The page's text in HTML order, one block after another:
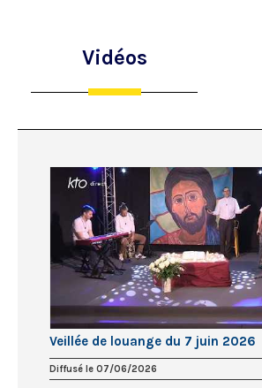
Vidéos
Veillée de louange du 7 juin 2026
Diffusé le 07/06/2026